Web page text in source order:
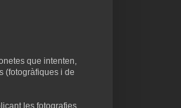
que intenten,
(fotogràfiques i de
les fotografies